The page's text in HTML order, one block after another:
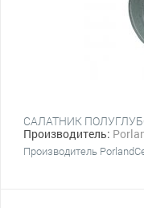
САЛАТНИК
Производитель:
Производитель